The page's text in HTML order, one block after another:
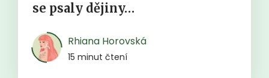
se psaly dějiny…
Rhiana Horovská
15 minut čtení